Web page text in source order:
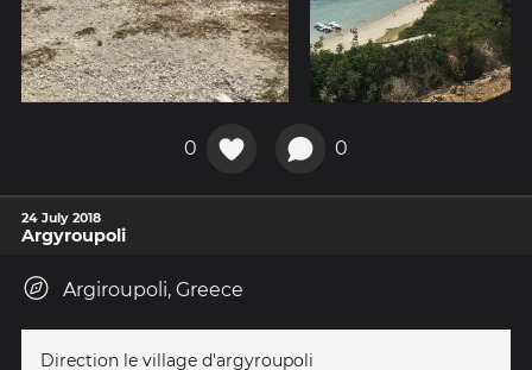
0 0
24 July 2018
Argyroupoli
Argiroupoli, Greece
Direction le village d'argyroupoli